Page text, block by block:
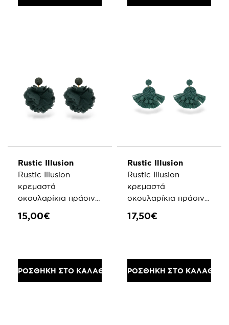
Rustic Illusion
Rustic Illusion
κρεμαστά
σκουλαρίκια πράσινο
λουλούδι
15,00€
ΠΡΟΣΘΗΚΗ ΣΤΟ ΚΑΛΑΘΙ
Rustic Illusion
Rustic Illusion
κρεμαστά
σκουλαρίκια πράσινη
βεντάλια
17,50€
ΠΡΟΣΘΗΚΗ ΣΤΟ ΚΑΛΑΘΙ